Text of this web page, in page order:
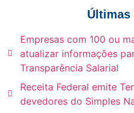
Empresas com 100 ou
atualizar informações
Transparência Salarial
Receita Federal emite
devedores do Simples